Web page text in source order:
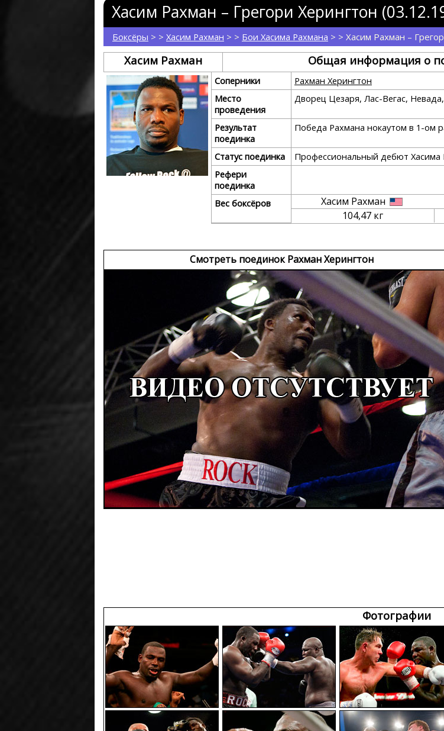
Хасим Рахман – Грегори Херингтон
Боксёры > > Хасим Рахман > > Бои Хасима Рахмана > > Хасим Рахман –
Хасим Рахман Общая информация о
Соперники
Рахман Херингтон
Место
проведения
Дворец Цезаря, Лас-Вегас,
Результат
поединка
Победа Рахмана нокаутом в 1-ом
Статус поединка
Профессиональный дебют Хасима
Рефери
поединка
Вес боксёров
Хасим Рахман
104,47 кг
Смотреть поединок Рахман Херингтон
Фотографии